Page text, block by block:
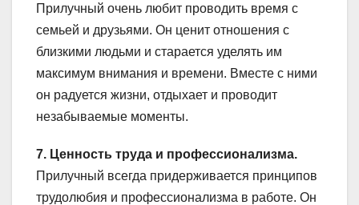
Прилучный очень любит проводить время с
семьей и друзьями. Он ценит отношения с
близкими людьми и старается уделять им
максимум внимания и времени. Вместе с ними
он радуется жизни, отдыхает и проводит
незабываемые моменты.
7. Ценность труда и профессионализма.
Прилучный всегда придерживается принципов
трудолюбия и профессионализма в работе. Он